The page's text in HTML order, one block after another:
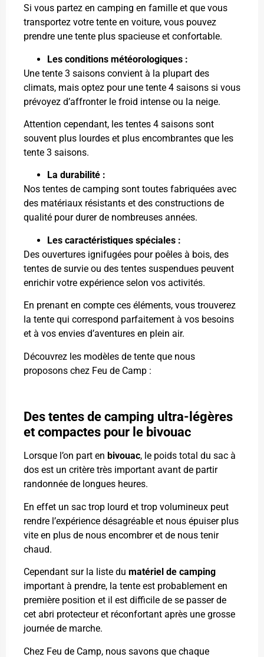
Si vous partez en camping en famille et que vous
transportez votre tente en voiture, vous pouvez
prendre une tente plus spacieuse et confortable.
Les conditions météorologiques :
Une tente 3 saisons convient à la plupart des
climats, mais optez pour une tente 4 saisons si vous
prévoyez d’affronter le froid intense ou la neige.
Attention cependant, les tentes 4 saisons sont
souvent plus lourdes et plus encombrantes que les
tente 3 saisons.
La durabilité :
Nos tentes de camping sont toutes fabriquées avec
des matériaux résistants et des constructions de
qualité pour durer de nombreuses années.
Les caractéristiques spéciales :
Des ouvertures ignifugées pour poêles à bois, des
tentes de survie ou des tentes suspendues peuvent
enrichir votre expérience selon vos activités.
En prenant en compte ces éléments, vous trouverez
la tente qui correspond parfaitement à vos besoins
et à vos envies d’aventures en plein air.
Découvrez les modèles de tente que nous
proposons chez Feu de Camp :
Des tentes de camping ultra-légères
et compactes pour le bivouac
Lorsque l’on part en bivouac, le poids total du sac à
dos est un critère très important avant de partir
randonnée de longues heures.
En effet un sac trop lourd et trop volumineux peut
rendre l’expérience désagréable et nous épuiser plus
vite en plus de nous encombrer et de nous tenir
chaud.
Cependant sur la liste du matériel de camping
important à prendre, la tente est probablement en
première position et il est difficile de se passer de
cet abri protecteur et réconfortant après une grosse
journée de marche.
Chez Feu de Camp, nous savons que chaque